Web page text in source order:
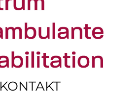
KONTAKT